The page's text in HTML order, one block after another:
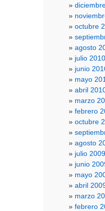
octubre
agosto
julio 2010
junio
mayo
abril
marzo
febrero
octubre
agosto
julio 2009
junio
mayo
abril
marzo
febrero